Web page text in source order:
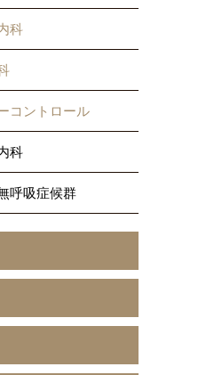
科
コントロール
科
呼吸症候群